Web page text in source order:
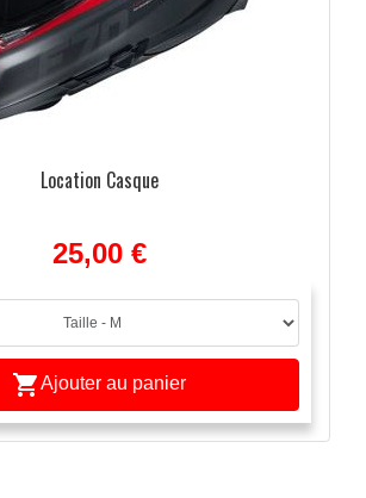
Location Casque
25,00 €
Ajouter au panier